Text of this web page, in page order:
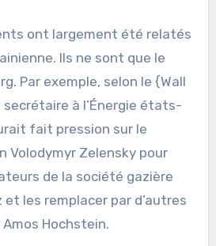
ont largement été relatés
Ils ne sont que le
Par exemple, selon le {Wall
à l’Énergie états-
fait pression sur le
Volodymyr Zelensky pour
de la société gazière
les remplacer par d’autres
Hochstein.